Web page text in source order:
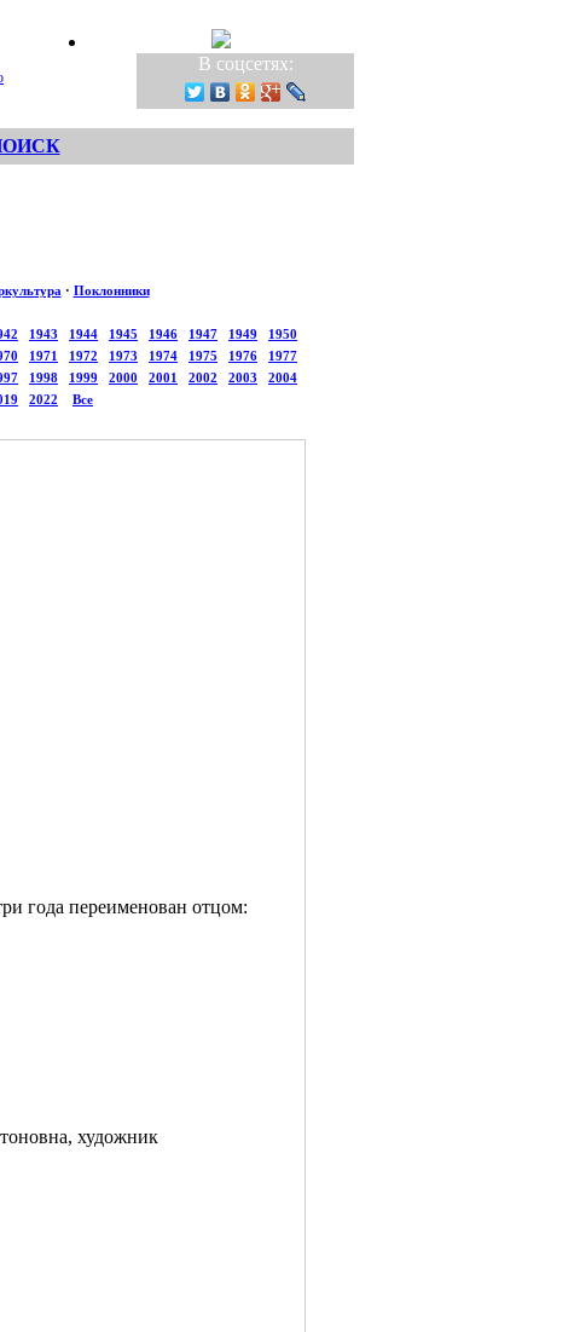
В соцсетях:
· Поклонники
1943 1944 1945 1946 1947 1949
1950
1971 1972 1973 1974 1975 1976
1977
1998 1999 2000 2001 2002 2003
2004
2022 Все
года переименован отцом:
художник